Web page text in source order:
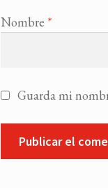
Nombre *
Guarda mi